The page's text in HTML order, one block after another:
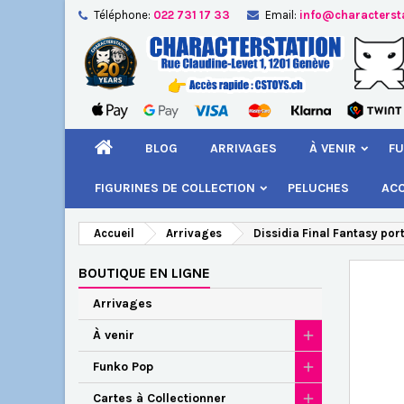
Téléphone: 022 731 17 33 Email:
BLOG ARRIVAGES À VENIR
FIGURINES DE COLLECTION PELUCHES
Accueil Arrivages Dissidia Final Fantasy
BOUTIQUE EN LIGNE
Arrivages
À venir
Funko Pop
Cartes à Collectionner